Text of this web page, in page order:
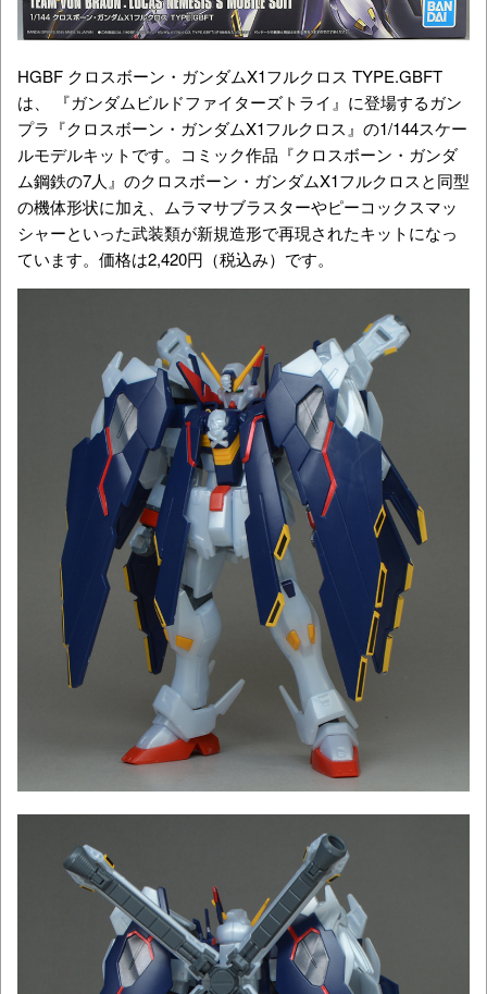
HGBF クロスボーン・ガンダムX1フルクロス TYPE.GBFT
は、 『ガンダムビルドファイターズトライ』に登場するガン
プラ『クロスボーン・ガンダムX1フルクロス』の1/144スケー
ルモデルキットです。コミック作品『クロスボーン・ガンダ
ム鋼鉄の7人』のクロスボーン・ガンダムX1フルクロスと同型
の機体形状に加え、ムラマサブラスターやピーコックスマッ
シャーといった武装類が新規造形で再現されたキットになっ
ています。価格は2,420円（税込み）です。